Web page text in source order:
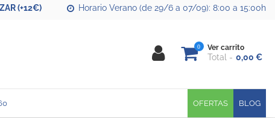
(+12€) Horario Verano (de 29/6 a 07/09): 8:00 a 15:00h
0 Ver carrito
Total 0,00 €
BLOG
OFERTAS